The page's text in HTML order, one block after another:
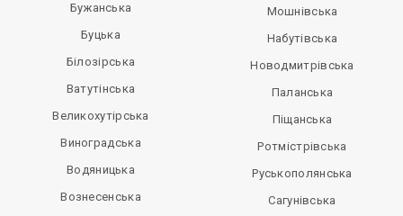
Бужанська
Буцька
Білозірська
Ватутінська
Великохутірська
Виноградська
Водяницька
Вознесенська
Мошнівська
Набутівська
Новодмитрівська
Паланська
Піщанська
Ротмістрівська
Руськополянська
Сагунівська